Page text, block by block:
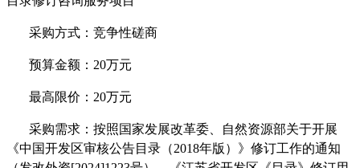
采购方式：竞争性磋商
预算金额： 20万元
最高限价： 20万元
采购需求： 按照国家发展改革委、自然资源部关于开展
《中国开发区审核公告目录（2018年版）》修订工作的通知